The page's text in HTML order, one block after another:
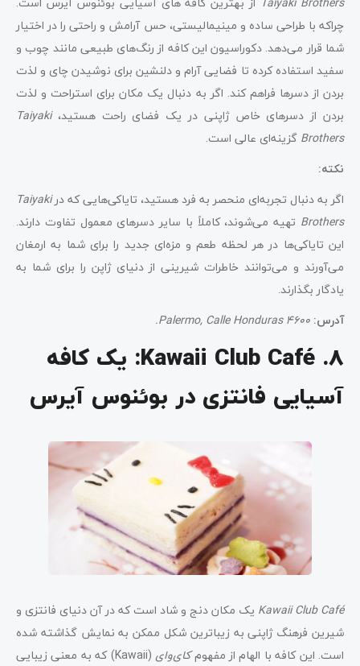
چراکه با طراحی ساده و مینیمالیستی، حس آرامش و راحتی را در اختیار
شما قرار می‌دهد. دکوراسیون این کافه از رنگ‌های طبیعی مانند چوب و
سفید استفاده کرده تا فضایی آرام و دلنشین برای نوشیدن چای و لذت
بردن از دسرها فراهم کند. اگر به دنبال یک مکان برای استراحت و لذت
بردن از دسرهای خاص ژاپنی در یک فضای راحت هستید،Taiyaki
Brothers گزینه‌ای عالی است.
نکته:
اگر به دنبال تجربه‌ای منحصر به فرد هستید، تایاکی‌هایی که درTaiyaki
Brothers تهیه می‌شوند، کاملاً با سایر دسرهای معمول تفاوت دارند.
این تایاکی‌ها در هر لحظه طعم و مزه‌ای جدید را برای شما به ارمغان
می‌آورند و می‌توانند خاطرات شیرینی از دنیای ژاپن را برای شما به
یادگار بگذارند.
آدرس: Palermo, Calle Honduras 4600.
8. Kawaii Club Café: یک کافه
آسیایی فانتزی در بوئنوس آیرس
Kawaii Club Café یک مکان دنج و شاد است که در آن دنیای فانتزی و
شیرین فرهنگ ژاپنی به زیباترین شکل ممکن به نمایش گذاشته شده
است. این کافه با الهام از مفهومکای‌وای
(Kawaii) که به معنی زیبایی